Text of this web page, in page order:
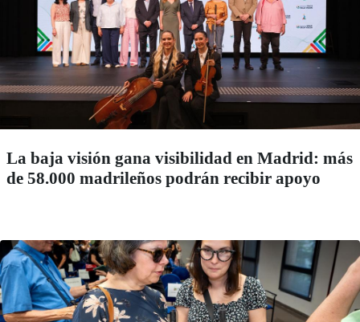
La baja visión gana visibilidad en Madrid: más
de 58.000 madrileños podrán recibir apoyo